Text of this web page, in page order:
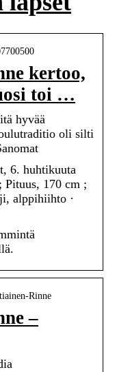
kertoo,
toi …
hyvää
oli silti
6. huhtikuuta
Pituus, 170 cm ;
alppihiihto ·
Rinne
–